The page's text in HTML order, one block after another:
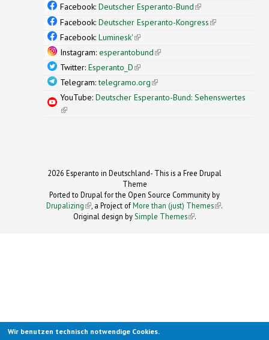
Facebook: Deutscher Esperanto-Bund(link is
external)
Facebook: Deutscher Esperanto-Kongress(link is
Facebook: Luminesk'(link is external)
Instagram: esperantobund(link is external)
Twitter: Esperanto_D(link is external)
Telegram:telegramo.org(link is external)
YouTube: Deutscher Esperanto-Bund: Sehenswertes
(link is external)
2026 Esperanto in Deutschland- This is a Free Drupal
Theme
Ported to Drupal for the Open Source Community by
Drupalizing(link is external)
, a Project ofMore than (just) Themes (link is
.
Original design by Simple Themes
(link is
.
Wir benutzen technisch notwendige Cookies.